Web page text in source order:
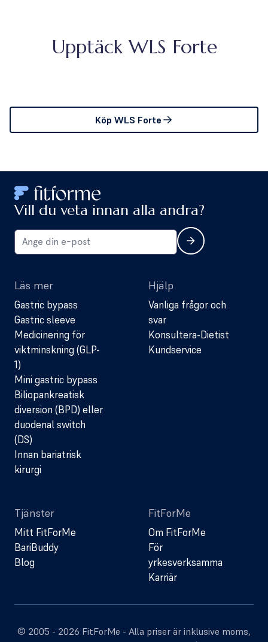
Upptäck WLS Forte
Köp WLS Forte
Vill du veta innan alla andra?
Läs mer
Gastric bypass
Gastric sleeve
Medicinering för
viktminskning (GLP-
1)
Mini gastric bypass
Biliopankreatisk
diversion (BPD) eller
duodenal switch
(DS)
Innan bariatrisk
kirurgi
Hjälp
Vanliga frågor och
svar
Konsultera-Dietist
Kundservice
Tjänster
Mitt FitForMe
BariBuddy
Blog
FitForMe
Om FitForMe
För
yrkesverksamma
Karriär
© 2005 - 2026 FitForMe - Alla priser är inklusive moms,